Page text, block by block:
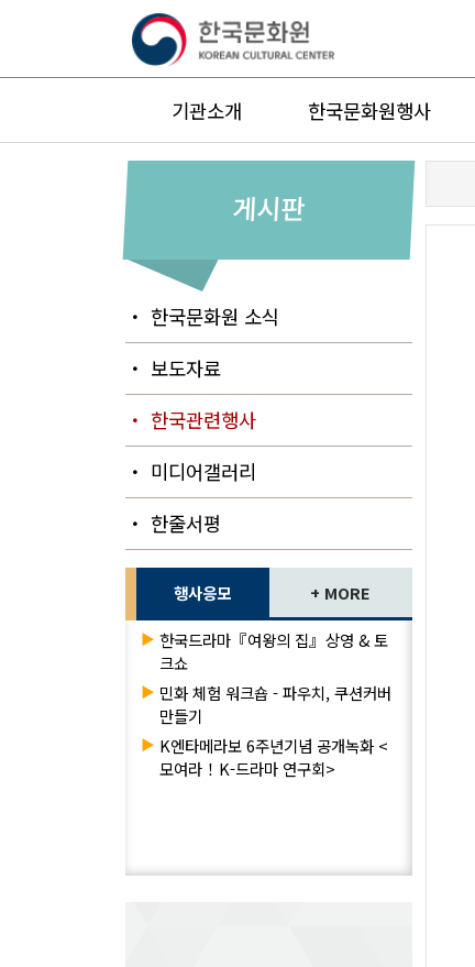
기관소개 한국문화원행사
게시판
・ 한국문화원 소식
・ 보도자료
・ 한국관련행사
・ 미디어갤러리
・ 한줄서평
행사응모 + MORE
▶ 한국드라마『여왕의 집』상영 & 토
크쇼
▶ 민화 체험 워크숍 - 파우치, 쿠션커버
만들기
▶ K엔타메라보 6주년기념 공개녹화 <
모여라！K-드라마 연구회>